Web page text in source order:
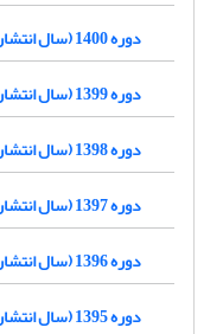
دوره 1400 (سال انتشار 1400)
دوره 1399 (سال انتشار 1399)
دوره 1398 (سال انتشار 1399)
دوره 1397 (سال انتشار 1397)
دوره 1396 (سال انتشار 1397)
دوره 1395 (سال انتشار 1396)